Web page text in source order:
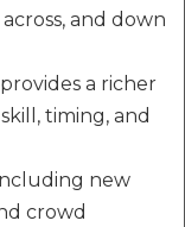
and down
a richer
timing, and
new
crowd